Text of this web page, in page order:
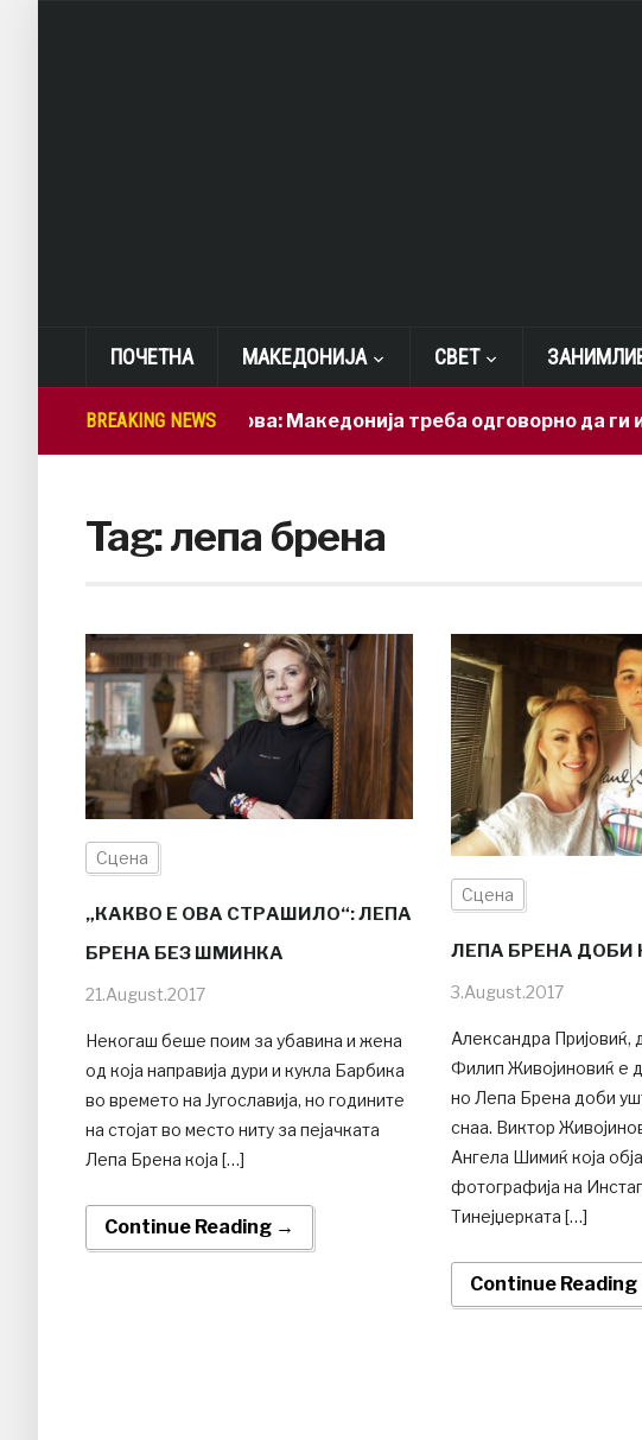
ПОЧЕТНА МАКЕДОНИЈА СВЕТ
BREAKING NEWS
Лепиткова: Македонија треба одговорно да ги
Tag:лепа брена
Сцена
„КАКВО Е ОВА СТРАШИЛО“: ЛЕПА
БРЕНА БЕЗ ШМИНКА
21.August.2017
Некогаш беше поим за убавина и жена
од која направија дури и кукла Барбика
во времето на Југославија, но годините
на стојат во место ниту за пејачката
Лепа Брена која […]
Continue Reading →
Сцена
ЛЕПА БРЕНА ДОБИ
3.August.2017
Александра Пријовиќ,
Филип Живојиновиќ е
но Лепа Брена доби
снаа. Виктор
Ангела Шимиќ која
фотографија на
Тинејџерката […]
Continue